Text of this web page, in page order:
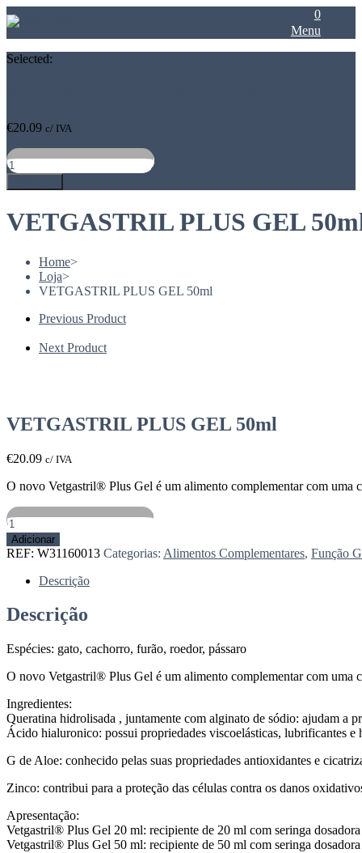
0
Menu
Selected:
€20.09 c/ IVA
Quantidade
de
GEL
50ml
VETGASTRIL PLUS GEL
Home>
Loja>
VETGASTRIL PLUS GEL 50ml
Previous Product
Next Product
VETGASTRIL PLUS GEL 50ml
€20.09 c/ IVA
O novo Vetgastril® Plus Gel é um alimento complementar com uma
Quantidade
de
VETGASTRIL
PLUS
50ml
Adicionar
REF: W31160013 Categorias: Alimentos Complementares, Função
Descrição
Descrição
Espécies: gato, cachorro, furão, roedor, pássaro
O novo Vetgastril® Plus Gel é um alimento complementar com uma
Ingredientes:
Queratina hidrolisada , juntamente com alginato de sódio: ajudam a
Ácido hialuronico: possui propriedades viscoelásticas, lubrificantes
G de Aloe: conhecido pelas suas propriedades antioxidantes e
Zinco: contribui para a proteção das células contra os danos
Apresentação:
Vetgastril® Plus Gel 20 ml: recipiente de 20 ml com seringa
Vetgastril® Plus Gel 50 ml: recipiente de 50 ml com seringa